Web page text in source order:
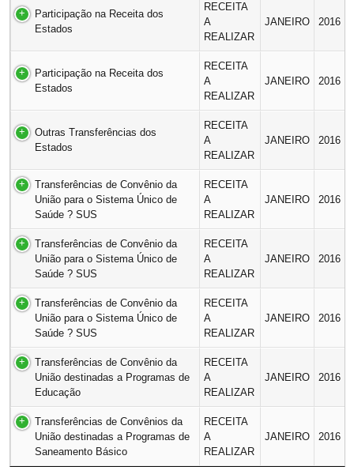
Participação na Receita dos
Estados
RECEITA
A
REALIZAR
JANEIRO 2016
Participação na Receita dos
Estados
RECEITA
A
REALIZAR
JANEIRO 2016
Outras Transferências dos
Estados
RECEITA
A
REALIZAR
JANEIRO 2016
Transferências de Convênio da
União para o Sistema Único de
Saúde ? SUS
RECEITA
A
REALIZAR
JANEIRO 2016
Transferências de Convênio da
União para o Sistema Único de
Saúde ? SUS
RECEITA
A
REALIZAR
JANEIRO 2016
Transferências de Convênio da
União para o Sistema Único de
Saúde ? SUS
RECEITA
A
REALIZAR
JANEIRO 2016
Transferências de Convênio da
União destinadas a Programas de
Educação
RECEITA
A
REALIZAR
JANEIRO 2016
Transferências de Convênios da
União destinadas a Programas de
Saneamento Básico
RECEITA
A
REALIZAR
JANEIRO 2016